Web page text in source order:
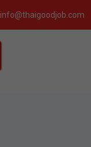
info@thaigoodjob.com